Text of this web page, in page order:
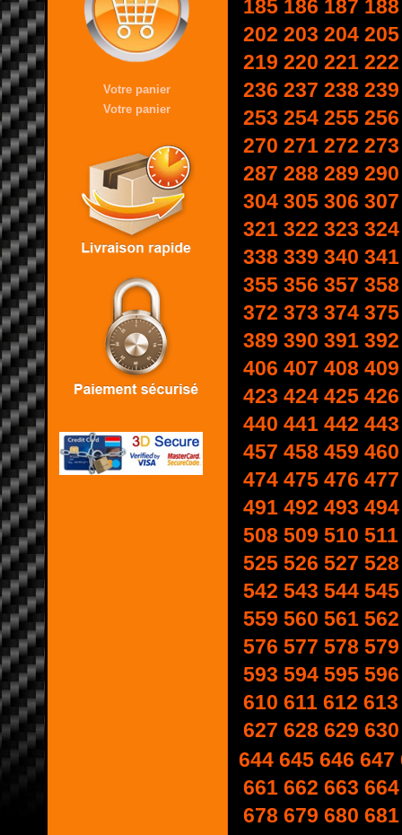
Votre panier
Votre panier
185 186 187 188
202 203 204 205
219 220 221 222
236 237 238 239
253 254 255 256
270 271 272 273
287 288 289 290
304 305 306 307
321 322 323 324
338 339 340 341
355 356 357 358
372 373 374 375
389 390 391 392
406 407 408 409
423 424 425 426
440 441 442 443
457 458 459 460
474 475 476 477
491 492 493 494
508 509 510 511
525 526 527 528
542 543 544 545
559 560 561 562
576 577 578 579
593 594 595 596
610 611 612 613
627 628 629 630
644 645 646 647
661 662 663 664
678 679 680 681